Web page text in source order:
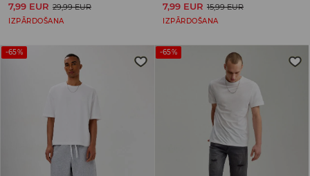
7,99 EUR 29,99 EUR
IZPĀRDOŠANA
7,99 EUR 15,99 EUR
IZPĀRDOŠANA
-65% -65%